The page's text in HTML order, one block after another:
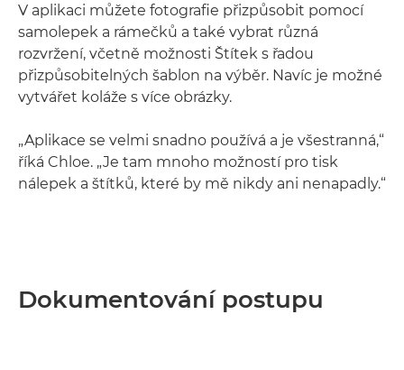
V aplikaci můžete fotografie přizpůsobit pomocí
samolepek a rámečků a také vybrat různá
rozvržení, včetně možnosti Štítek s řadou
přizpůsobitelných šablon na výběr. Navíc je možné
vytvářet koláže s více obrázky.
„Aplikace se velmi snadno používá a je všestranná,“
říká Chloe. „Je tam mnoho možností pro tisk
nálepek a štítků, které by mě nikdy ani nenapadly.“
Dokumentování postupu